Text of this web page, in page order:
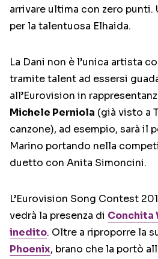
arrivare ultima con zero
per la talentuosa Elhaida.
La Dani non è l’unica artista
tramite talent ad essersi
all’Eurovision in
Michele Perniola (già visto a
canzone), ad esempio, sarà il
Marino portando nella
duetto con Anita Simoncini.
L’Eurovision Song Contest
vedrà la presenza di Conchita
inedito. Oltre a riproporre la
Phoenix, brano che la portò